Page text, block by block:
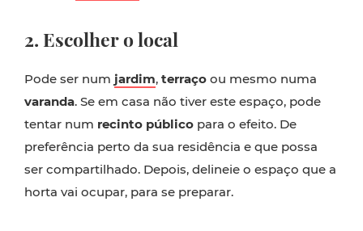
2. Escolher o local
Pode ser num jardim, terraço ou mesmo numa
varanda. Se em casa não tiver este espaço, pode
tentar num recinto público para o efeito. De
preferência perto da sua residência e que possa
ser compartilhado. Depois, delineie o espaço que a
horta vai ocupar, para se preparar.